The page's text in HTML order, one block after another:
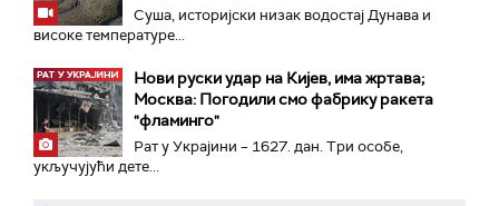
Суша, историјски низак водостај Дунава и
високе температуре...
Нови руски удар на Кијев, има жртава;
Москва: Погодили смо фабрику ракета
"фламинго"
Рат у Украјини – 1627. дан. Три особе,
укључујући дете...